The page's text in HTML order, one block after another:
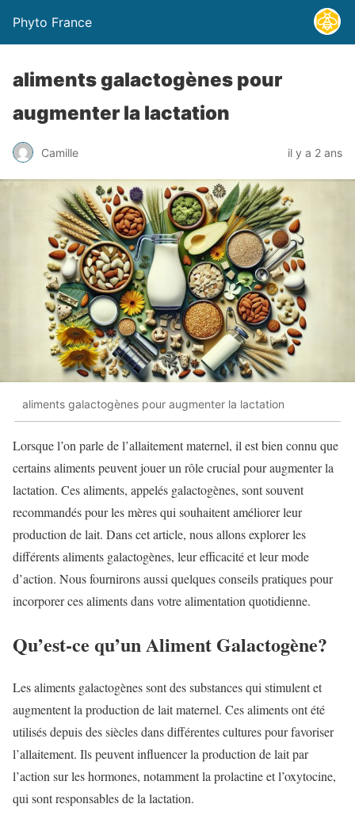
Phyto France
aliments galactogènes pour
augmenter la lactation
Camille il y a 2 ans
aliments galactogènes pour augmenter la lactation
Lorsque l’on parle de l’allaitement maternel, il est bien connu que
certains aliments peuvent jouer un rôle crucial pour augmenter la
lactation. Ces aliments, appelés galactogènes, sont souvent
recommandés pour les mères qui souhaitent améliorer leur
production de lait. Dans cet article, nous allons explorer les
différents aliments galactogènes, leur efficacité et leur mode
d’action. Nous fournirons aussi quelques conseils pratiques pour
incorporer ces aliments dans votre alimentation quotidienne.
Qu’est-ce qu’un Aliment Galactogène?
Les aliments galactogènes sont des substances qui stimulent et
augmentent la production de lait maternel. Ces aliments ont été
utilisés depuis des siècles dans différentes cultures pour favoriser
l’allaitement. Ils peuvent influencer la production de lait par
l’action sur les hormones, notamment la prolactine et l’oxytocine,
qui sont responsables de la lactation.